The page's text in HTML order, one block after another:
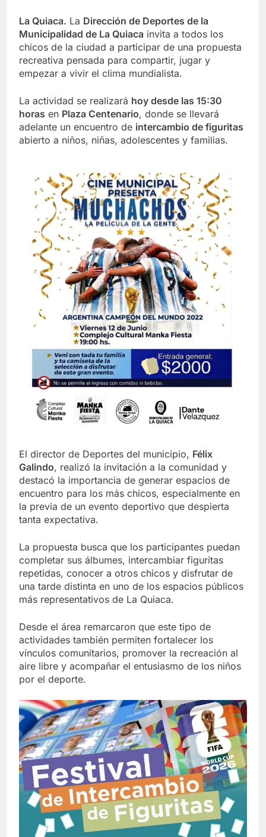
La Quiaca. La Dirección de Deportes de la
Municipalidad de La Quiaca invita a todos los
chicos de la ciudad a participar de una propuesta
recreativa pensada para compartir, jugar y
empezar a vivir el clima mundialista.
La actividad se realizará hoy desde las 15:30
horas en Plaza Centenario, donde se llevará
adelante un encuentro de intercambio de figuritas
abierto a niños, niñas, adolescentes y familias.
El director de Deportes del municipio, Félix
Galindo, realizó la invitación a la comunidad y
destacó la importancia de generar espacios de
encuentro para los más chicos, especialmente en
la previa de un evento deportivo que despierta
tanta expectativa.
La propuesta busca que los participantes puedan
completar sus álbumes, intercambiar figuritas
repetidas, conocer a otros chicos y disfrutar de
una tarde distinta en uno de los espacios públicos
más representativos de La Quiaca.
Desde el área remarcaron que este tipo de
actividades también permiten fortalecer los
vínculos comunitarios, promover la recreación al
aire libre y acompañar el entusiasmo de los niños
por el deporte.